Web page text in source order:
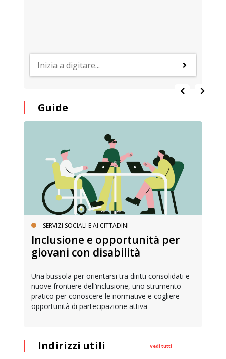
Guide
SERVIZI SOCIALI E AI CITTADINI
Inclusione e opportunità per
giovani con disabilità
Una bussola per orientarsi tra diritti consolidati e
nuove frontiere dell’inclusione, uno strumento
pratico per conoscere le normative e cogliere
opportunità di partecipazione attiva
Indirizzi utili Vedi tutti